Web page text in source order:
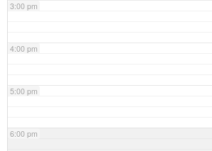
3:00 pm
4:00 pm
5:00 pm
6:00 pm